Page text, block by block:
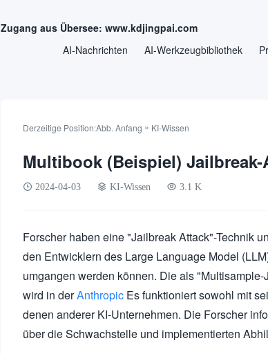
Zugang aus Übersee: www.kdjingpai.com
AI-Nachrichten
AI-Werkzeugbibliothek
Derzeitige Position:Abb. Anfang » KI-Wissen
Multibook (Beispiel)
2024-04-03 KI-Wissen 3.1 K
Forscher haben eine "Jailbreak Attack"-Technik
den Entwicklern des Large Language Model
umgangen werden können. Die als
wird in derAnthropic Es funktioniert sowohl mit
denen anderer KI-Unternehmen. Die Forscher
über die Schwachstelle und implementierten